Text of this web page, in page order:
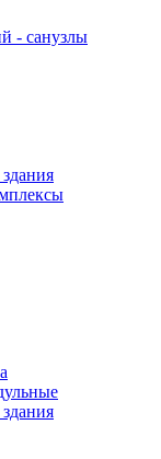
- санузлы